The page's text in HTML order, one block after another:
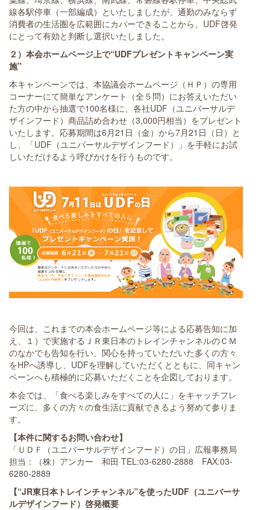
線各駅停車（一部編成）といたしましたが、通勤のみならず
消費者の生活圏を広範囲にカバーできることから、UDF啓発
にとって有効と判断し選択いたしました。
２）本会ホームページ上で“UDFプレゼントキャンペーン実
施”
本キャンペーンでは、本協議会ホームページ（ＨＰ）の専用
コーナーにて簡単なアンケート（全５問）にお答えいただい
た方の中から抽選で100名様に、各社UDF（ユニバーサルデ
ザインフード）商品詰め合わせ（3,000円相当）をプレゼント
いたします。応募期間は6月21日（金）から7月21日（日）と
し、「UDF（ユニバーサルデザインフード）」を手軽にお試
しいただけるよう呼びかけを行うものです。
今回は、これまでの本会ホームページ等による応募告知に加
え、１）で実施するＪＲ東日本のトレインチャンネルのＣＭ
のなかでも告知を行い、関心を持っていただいた多くの方々
をHPへ誘導し、UDFを理解していただくとともに、同キャン
ペーンへも積極的に応募いただくことを企図しております。
本会では、「食べる楽しみをすべての人に」をキャッチフレ
ーズに、多くの方々の食生活に貢献できるよう努めて参りま
す。
【本件に関するお問い合わせ】
「ＵＤＦ（ユニバーサルデザインフード）の日」広報事務局
担当：（株）アンカー 和田 TEL:03-6280-2888 FAX:03-
6280-2889
【“JR東日本トレインチャンネル”を使ったUDF（ユニバーサ
ルデザインフード） 啓発概要